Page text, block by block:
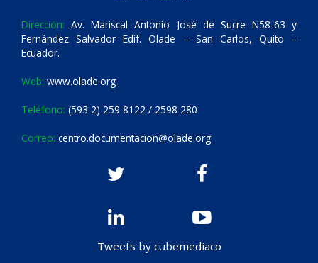
Dirección: Av. Mariscal Antonio José de Sucre N58-63 y
Fernández Salvador Edif. Olade – San Carlos, Quito –
Ecuador.
Web: www.olade.org
Teléfono: (593 2) 259 8122 / 2598 280
Correo: centro.documentacion@olade.org
Tweets by cubemediaco